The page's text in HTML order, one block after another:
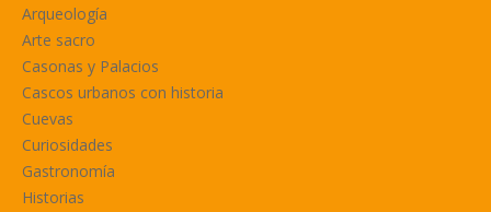
Arqueología
Arte sacro
Casonas y Palacios
Cascos urbanos con historia
Cuevas
Curiosidades
Gastronomía
Historias